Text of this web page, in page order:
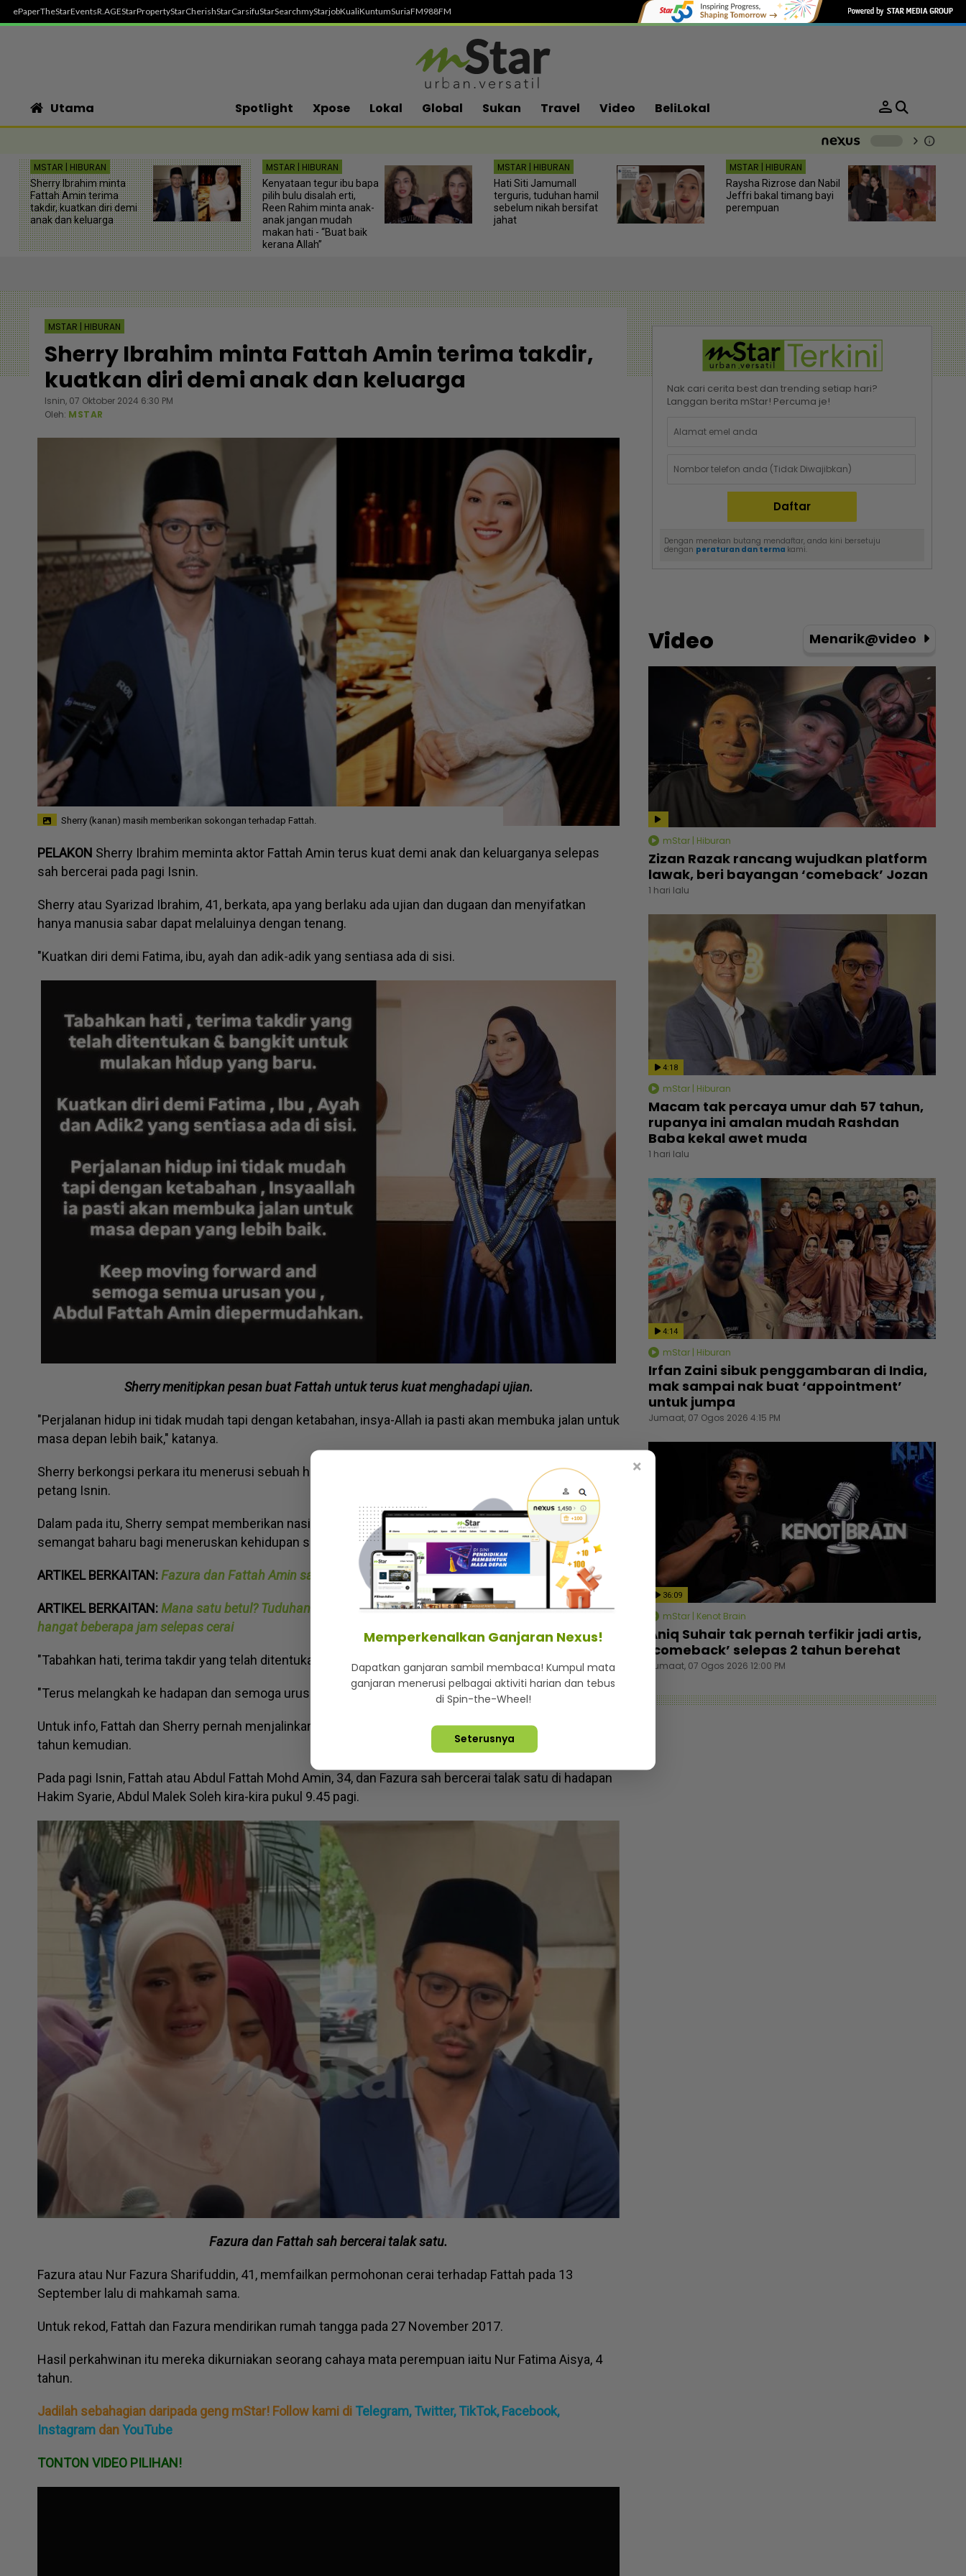
ePaperTheStarEventsR.AGEStarPropertyStarCherishStarCarsifuStarSearchmyStarjobKualiKuntumSuriaFM988FM
Utama Spotlight Xpose Lokal Global Sukan Travel Video BeliLokal person
chevron_right info
MSTAR | HIBURAN
Sherry Ibrahim minta
Fattah Amin terima
takdir, kuatkan diri demi
anak dan keluarga
MSTAR | HIBURAN
Kenyataan tegur ibu bapa
pilih bulu disalah erti,
Reen Rahim minta anak-
anak jangan mudah
makan hati - “Buat baik
kerana Allah”
MSTAR | HIBURAN
Hati Siti Jamumall
terguris, tuduhan hamil
sebelum nikah bersifat
jahat
MSTAR | HIBURAN
Raysha Rizrose dan Nabil
Jeffri bakal timang bayi
perempuan
MSTAR | HIBURAN
Sherry Ibrahim minta Fattah Amin terima takdir,
kuatkan diri demi anak dan keluarga
Isnin, 07 Oktober 2024 6:30 PM
Oleh: MSTAR
Sherry (kanan) masih memberikan sokongan terhadap Fattah.
PELAKON Sherry Ibrahim meminta aktor Fattah Amin terus kuat demi anak dan keluarganya selepas
sah bercerai pada pagi Isnin.
Sherry atau Syarizad Ibrahim, 41, berkata, apa yang berlaku ada ujian dan dugaan dan menyifatkan
hanya manusia sabar dapat melaluinya dengan tenang.
"Kuatkan diri demi Fatima, ibu, ayah dan adik-adik yang sentiasa ada di sisi.
Sherry menitipkan pesan buat Fattah untuk terus kuat menghadapi ujian.
"Perjalanan hidup ini tidak mudah tapi dengan ketabahan, insya-Allah ia pasti akan membuka jalan untuk
masa depan lebih baik," katanya.
Sherry berkongsi perkara itu menerusi sebuah hantaran yang dimuat naik di Instagram miliknya pada
petang Isnin.
Dalam pada itu, Sherry sempat memberikan nasihat untuk Fattah terus kuat dan bangkit dengan
semangat baharu bagi meneruskan kehidupan selepas ini.
ARTIKEL BERKAITAN:Fazura dan Fattah Amin sah bercerai talak satu
ARTIKEL BERKAITAN:Mana satu betul? Tuduhan Fazura ditangkis Fattah... Ikuti 5 topik perbalahan
hangat beberapa jam selepas cerai
"Tabahkan hati, terima takdir yang telah ditentukan dan bangkit untuk mulakan hidup yang baru.
"Terus melangkah ke hadapan dan semoga urusan awak, Abdul Fattah Amin dipermudahkan," ujarnya.
Untuk info, Fattah dan Sherry pernah menjalinkan hubungan cinta pada 2014 namun berpisah dua
tahun kemudian.
Pada pagi Isnin, Fattah atau Abdul Fattah Mohd Amin, 34, dan Fazura sah bercerai talak satu di hadapan
Hakim Syarie, Abdul Malek Soleh kira-kira pukul 9.45 pagi.
Fazura dan Fattah sah bercerai talak satu.
Fazura atau Nur Fazura Sharifuddin, 41, memfailkan permohonan cerai terhadap Fattah pada 13
September lalu di mahkamah sama.
Untuk rekod, Fattah dan Fazura mendirikan rumah tangga pada 27 November 2017.
Hasil perkahwinan itu mereka dikurniakan seorang cahaya mata perempuan iaitu Nur Fatima Aisya, 4
tahun.
Jadilah sebahagian daripada geng mStar! Follow kami di Telegram, Twitter, TikTok, Facebook,
Instagram danYouTube
TONTON VIDEO PILIHAN!
Nak cari cerita best dan trending setiap hari?
Langgan berita mStar! Percuma je!
Dengan menekan butang mendaftar, anda kini bersetuju
dengan peraturan dan terma kami.
Video Menarik@video
mStar | Hiburan
Zizan Razak rancang wujudkan platform
lawak, beri bayangan ‘comeback’ Jozan
1 hari lalu
4:18
mStar | Hiburan
Macam tak percaya umur dah 57 tahun,
rupanya ini amalan mudah Rashdan
Baba kekal awet muda
1 hari lalu
4:14
mStar | Hiburan
Irfan Zaini sibuk penggambaran di India,
mak sampai nak buat ‘appointment’
untuk jumpa
Jumaat, 07 Ogos 2026 4:15 PM
36:09
mStar | Kenot Brain
Aniq Suhair tak pernah terfikir jadi artis,
‘comeback’ selepas 2 tahun berehat
Jumaat, 07 Ogos 2026 12:00 PM
×
Memperkenalkan Ganjaran Nexus!
Dapatkan ganjaran sambil membaca! Kumpul mata
ganjaran menerusi pelbagai aktiviti harian dan tebus
di Spin-the-Wheel!
Seterusnya